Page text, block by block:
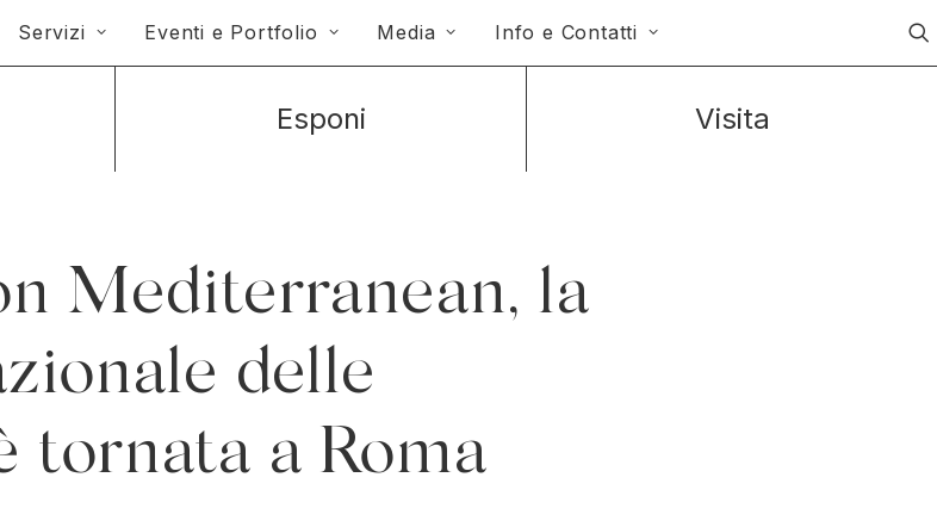
Servizi Eventi e Portfolio Media Info e Contatti
Esponi Visita
Mediterranean, la
delle
tornata a Roma